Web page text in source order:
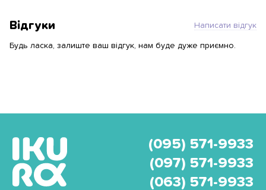
Відгуки Написати відгук
Будь ласка, залиште ваш відгук, нам буде дуже приємно.
(095) 571-9933
(097) 571-9933
(063) 571-9933